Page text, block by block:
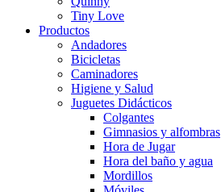
Tiny Love
Productos
Andadores
Bicicletas
Caminadores
Higiene y Salud
Juguetes Didácticos
Colgantes
Gimnasios y alfombras
Hora de Jugar
Hora del baño y agua
Mordillos